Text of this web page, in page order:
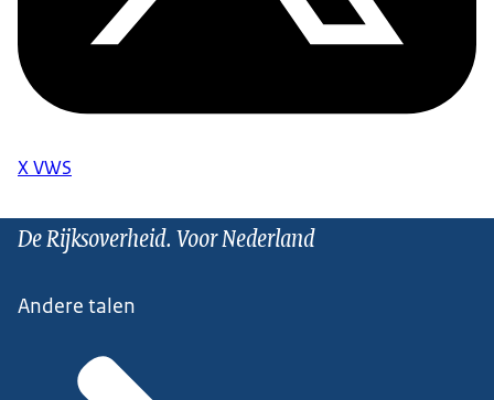
X VWS
De Rijksoverheid. Voor Nederland
Andere talen